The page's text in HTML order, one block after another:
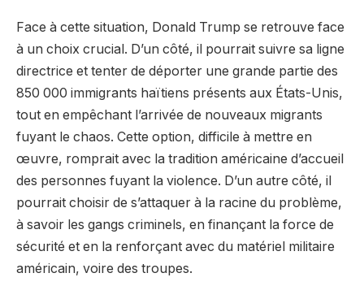
Face à cette situation, Donald Trump se retrouve face
à un choix crucial. D’un côté, il pourrait suivre sa ligne
directrice et tenter de déporter une grande partie des
850 000 immigrants haïtiens présents aux États-Unis,
tout en empêchant l’arrivée de nouveaux migrants
fuyant le chaos. Cette option, difficile à mettre en
œuvre, romprait avec la tradition américaine d’accueil
des personnes fuyant la violence. D’un autre côté, il
pourrait choisir de s’attaquer à la racine du problème,
à savoir les gangs criminels, en finançant la force de
sécurité et en la renforçant avec du matériel militaire
américain, voire des troupes.